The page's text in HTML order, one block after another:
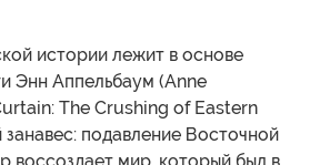
истории лежит в основе
Энн Аппельбаум (Anne
The Crushing of Eastern
подавление Восточной